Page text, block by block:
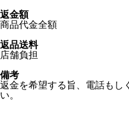
返金額
商品代金全額
返品送料
店舗負担
備考
返金を希望する旨、電話もし
い。